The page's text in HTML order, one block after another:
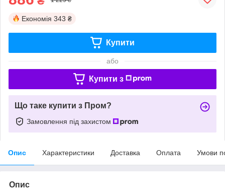
Економія 343 ₴
Купити
або
Купити з
Що таке купити з Пром?
Замовлення під захистом
Опис Характеристики Доставка Оплата Умови
Опис